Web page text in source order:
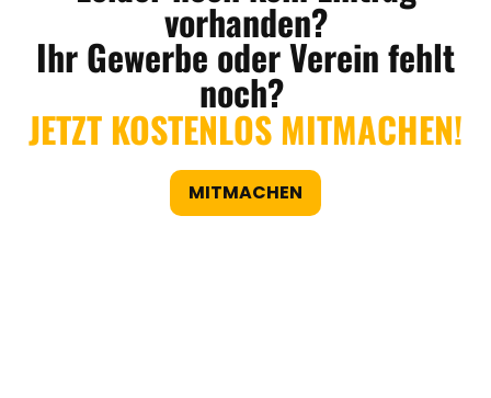
vorhanden?
Ihr Gewerbe oder Verein fehlt
noch?
JETZT KOSTENLOS MITMACHEN!
MITMACHEN